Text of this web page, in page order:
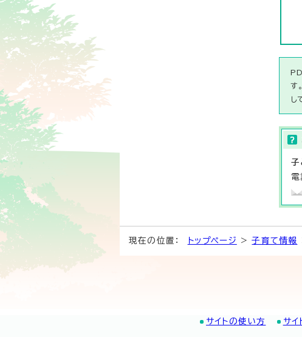
す
し
子
現在の位置： トップページ >子育て情報
サイトの使い方 サイ